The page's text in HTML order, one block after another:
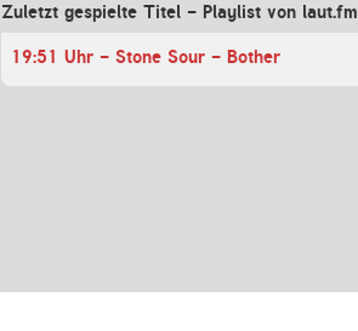
Zuletzt gespielte Titel - Playlist von laut.fm
19:51 Uhr - Stone Sour - Bother